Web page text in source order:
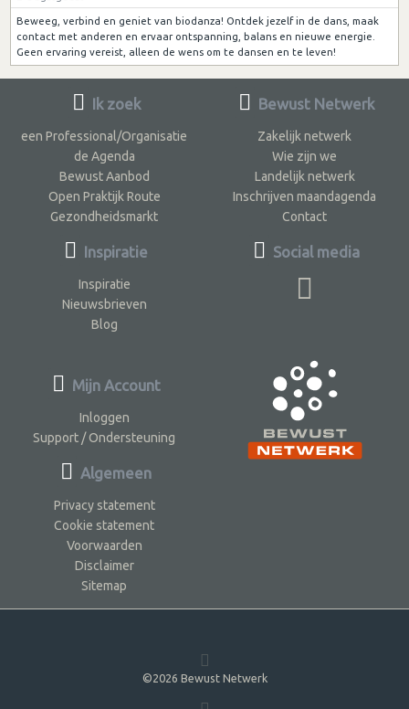
Beweeg, verbind en geniet van biodanza! Ontdek jezelf in de dans, maak
contact met anderen en ervaar ontspanning, balans en nieuwe energie.
Geen ervaring vereist, alleen de wens om te dansen en te leven!
Ik zoek
een Professional/Organisatie
de Agenda
Bewust Aanbod
Open Praktijk Route
Gezondheidsmarkt
Inspiratie
Inspiratie
Nieuwsbrieven
Blog
Bewust Netwerk
Zakelijk netwerk
Wie zijn we
Landelijk netwerk
Inschrijven maandagenda
Contact
Social media
Mijn Account
Inloggen
Support / Ondersteuning
Algemeen
Privacy statement
Cookie statement
Voorwaarden
Disclaimer
Sitemap
©2026 Bewust Netwerk